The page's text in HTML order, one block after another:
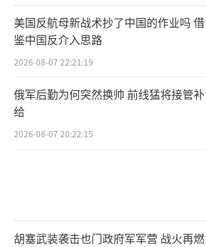
美国反航母新战术抄了中国的作业吗 借
鉴中国反介入思路
2026-08-07 22:21:19
俄军后勤为何突然换帅 前线猛将接管补
给
2026-08-07 20:22:15
胡塞武装袭击也门政府军军营 战火再燃